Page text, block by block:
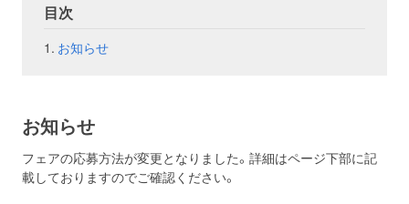
目次
お知らせ
お知らせ
フェアの応募方法が変更となりました。詳細はページ下部に記
載しておりますのでご確認ください。